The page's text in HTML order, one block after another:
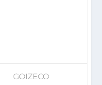
GOIZECO